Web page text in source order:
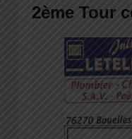
2ème Tour